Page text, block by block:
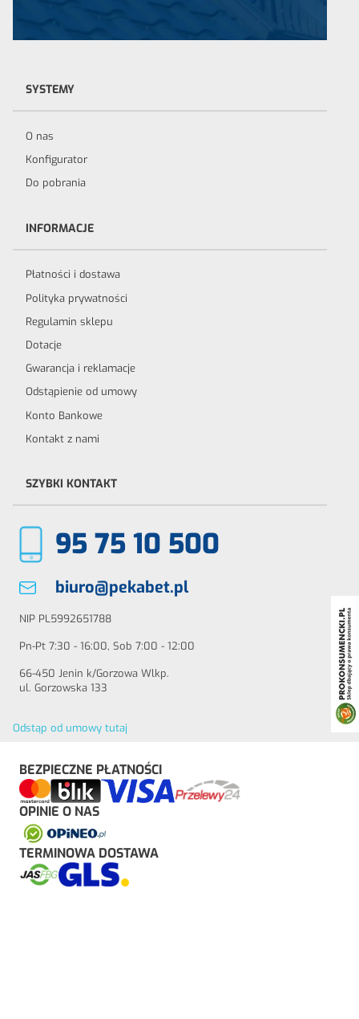
SYSTEMY
O nas
Konfigurator
Do pobrania
INFORMACJE
Płatności i dostawa
Polityka prywatności
Regulamin sklepu
Dotacje
Gwarancja i reklamacje
Odstąpienie od umowy
Konto Bankowe
Kontakt z nami
SZYBKI KONTAKT
95 75 10 500
biuro@pekabet.pl
NIP PL5992651788
Pn-Pt 7:30 - 16:00, Sob 7:00 - 12:00
66-450 Jenin k/Gorzowa Wlkp.
ul. Gorzowska 133
Odstąp od umowy tutaj
BEZPIECZNE PŁATNOŚCI
OPINIE O NAS
TERMINOWA DOSTAWA